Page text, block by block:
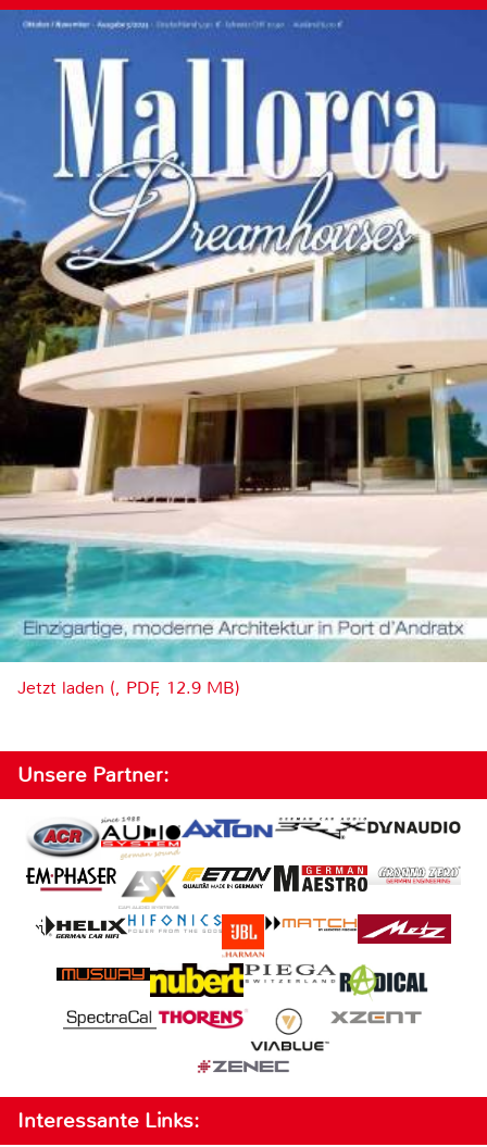
Jetzt laden (, PDF, 12.9 MB)
Unsere Partner:
Interessante Links: